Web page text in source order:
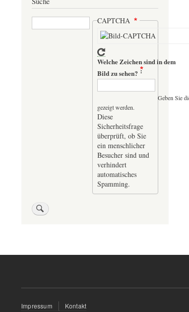
Suche CAPTCHA
Welche Zeichen sind in dem
Bild zu sehen?
Geben Sie
gezeigt werden.
Diese
Sicherheitsfrage
überprüft, ob Sie
ein menschlicher
Besucher sind und
verhindert
automatisches
Spamming.
Fußzeilenmenü
Impressum Kontakt